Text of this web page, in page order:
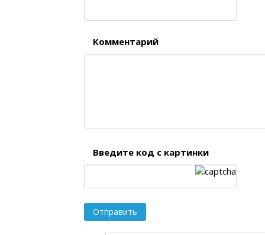
Комментарий
Введите код с картинки